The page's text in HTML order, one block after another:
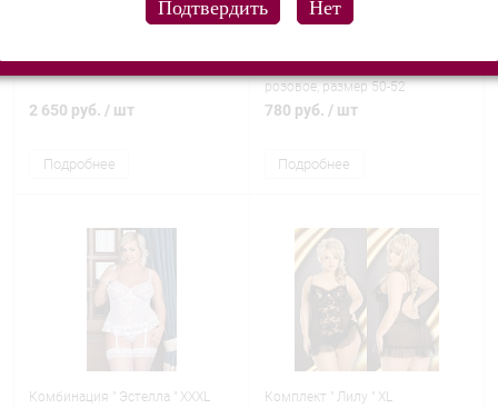
2 650 руб. / шт
Подробнее
розовое, размер 50-52
780 руб. / шт
Подробнее
Комбинация " Эстелла " XXXL
Комплект " Лилу " XL